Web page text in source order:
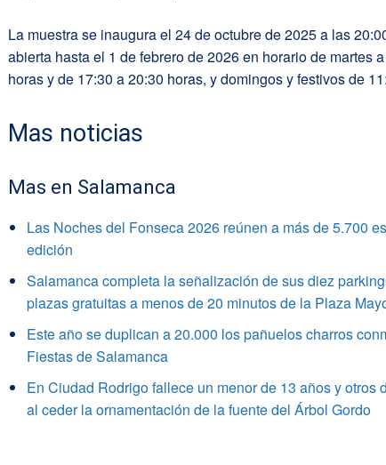
La muestra se inaugura el 24 de octubre de 2025 a las
abierta hasta el 1 de febrero de 2026 en horario de martes
horas y de 17:30 a 20:30 horas, y domingos y festivos de
Mas noticias
Mas en Salamanca
Las Noches del Fonseca 2026 reúnen a más de 5.700
edición
Salamanca completa la señalización de sus diez
plazas gratuitas a menos de 20 minutos de la Plaza
Este año se duplican a 20.000 los pañuelos charros
Fiestas de Salamanca
En Ciudad Rodrigo fallece un menor de 13 años y otros
al ceder la ornamentación de la fuente del Árbol Gordo